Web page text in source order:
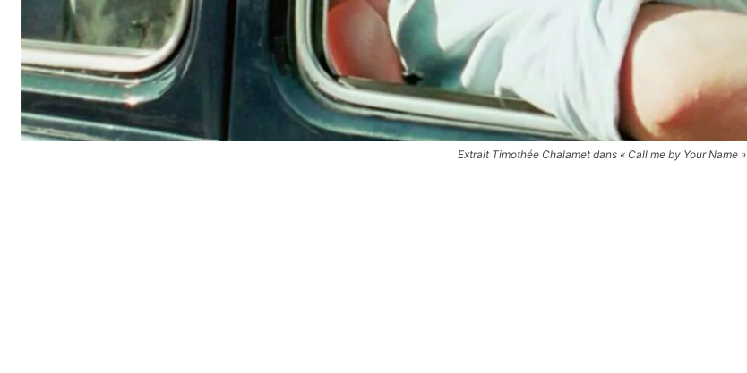
Extrait Timothée Chalamet dans « Call me by Your Name »